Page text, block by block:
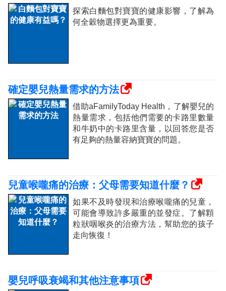
探索白麵包對寶寶的健康影響，了解為
何全穀物選擇更為重要。
確定嬰兒熱量需求的方法
借助aFamilyToday Health，了解嬰兒的
熱量需求，包括他們需要的卡路里數量
和牛奶中的卡路里含量，以回答您是否
有足夠的熱量容納寶寶的問題。
兒童喉嚨痛的治療：父母需要知道什麼？
如果不及時發現和治療喉嚨痛的兒童，
可能會導致許多嚴重的並發症。了解顆
粒狀咽喉炎的治療方法，幫助您的孩子
走向恢復！
嬰兒呼吸衰竭和其他注意事項